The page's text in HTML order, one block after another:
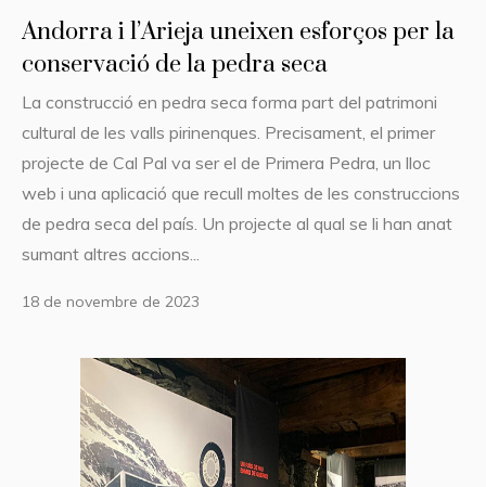
Andorra i l’Arieja uneixen esforços per la
conservació de la pedra seca
La construcció en pedra seca forma part del patrimoni
cultural de les valls pirinenques. Precisament, el primer
projecte de Cal Pal va ser el de Primera Pedra, un lloc
web i una aplicació que recull moltes de les construccions
de pedra seca del país. Un projecte al qual se li han anat
sumant altres accions...
18 de novembre de 2023